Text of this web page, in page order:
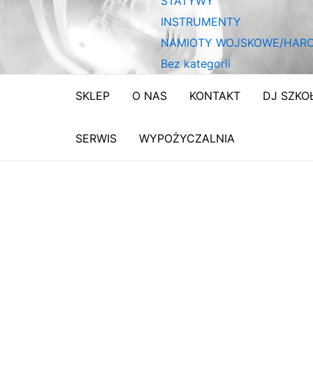
INSTRUMENTY
NAMIOTY WOJSKOWE/
Bez kategorii
SKLEP O NAS KONTAKT DJ
SERWIS WYPOŻYCZALNIA